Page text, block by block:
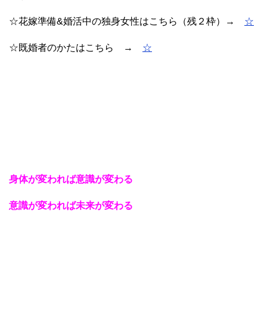
☆花嫁準備&婚活中の独身女性はこちら（残２枠）→ ☆
☆既婚者のかたはこちら → ☆
身体が変われば意識が変わる
意識が変われば未来が変わる